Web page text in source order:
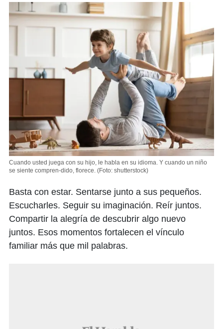
Cuando usted juega con su hijo, le habla en su idioma. Y cuando un niño
se siente compren-dido, florece. (Foto: shutterstock)
Basta con estar. Sentarse junto a sus pequeños.
Escucharles. Seguir su imaginación. Reír juntos.
Compartir la alegría de descubrir algo nuevo
juntos. Esos momentos fortalecen el vínculo
familiar más que mil palabras.